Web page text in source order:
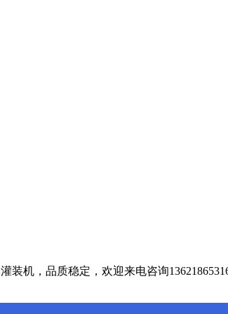
装机，品质稳定，欢迎来电咨询